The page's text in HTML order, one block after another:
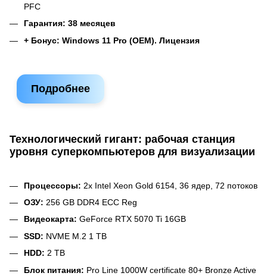
PFC
Гарантия: 38 месяцев
+ Бонус: Windows 11 Pro (OEM). Лицензия
Подробнее
Технологический гигант: рабочая станция
уровня суперкомпьютеров для визуализации
Процессоры: 2х Intel Xeon Gold 6154, 36 ядер, 72 потоков
ОЗУ: 256 GB DDR4 ECC Reg
Видеокарта: GeForce RTX 5070 Ti 16GB
SSD: NVME M.2 1 TB
HDD: 2 TB
Блок питания: Pro Line 1000W certificate 80+ Bronze Active